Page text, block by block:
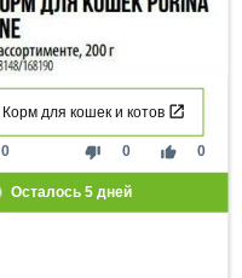
Корм для кошек и котов
thumb_down 0 thumb_up 0
0
Осталось 5дней